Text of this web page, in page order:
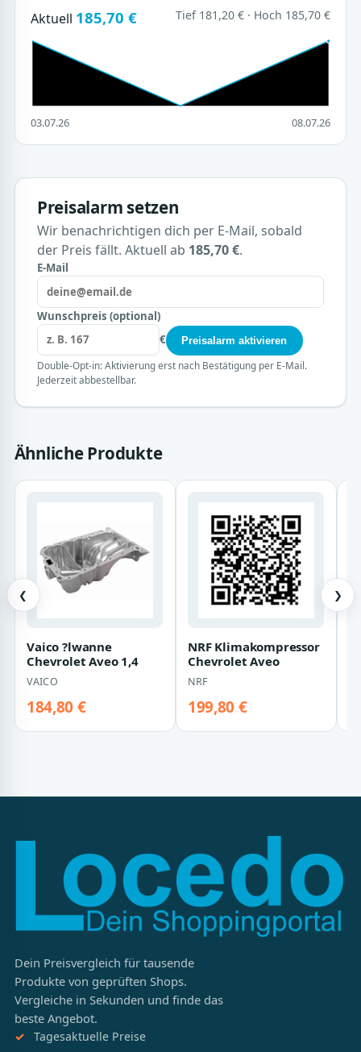
Aktuell 185,70 € Tief 181,20 € · Hoch 185,70 €
03.07.26 08.07.26
Preisalarm setzen
Wir benachrichtigen dich per E-Mail, sobald
der Preis fällt. Aktuell ab 185,70 €.
E-Mail
Wunschpreis (optional)
€
Preisalarm aktivieren
Double-Opt-in: Aktivierung erst nach Bestätigung per E-Mail.
Jederzeit abbestellbar.
Ähnliche Produkte
❮
Vaico ?lwanne
Chevrolet Aveo 1,4
VAICO
184,80 €
NRF Klimakompressor
Chevrolet Aveo
NRF
199,80 €
❯
Dein Preisvergleich für tausende
Produkte von geprüften Shops.
Vergleiche in Sekunden und finde das
beste Angebot.
Tagesaktuelle Preise